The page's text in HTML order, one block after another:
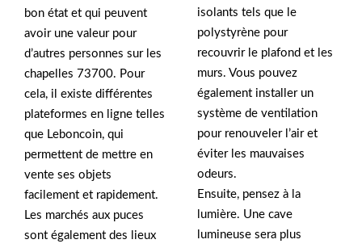
bon état et qui peuvent
avoir une valeur pour
d’autres personnes sur les
chapelles 73700. Pour
cela, il existe différentes
plateformes en ligne telles
que Leboncoin, qui
permettent de mettre en
vente ses objets
facilement et rapidement.
Les marchés aux puces
sont également des lieux
isolants tels que le
polystyrène pour
recouvrir le plafond et les
murs. Vous pouvez
également installer un
système de ventilation
pour renouveler l’air et
éviter les mauvaises
odeurs.
Ensuite, pensez à la
lumière. Une cave
lumineuse sera plus